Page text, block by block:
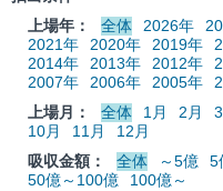
上場年：
全体 2026年
2021年
2020年 2019年
2014年
2013年 2012年
2007年
2006年 2005年
上場月：
全体 1月 2月
10月
11月
12月
吸収金額：
全体 ～5億 5
50億～100億
100億～